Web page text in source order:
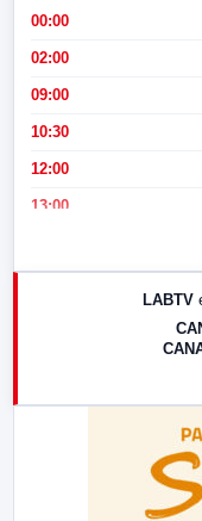
00:00
02:00
09:00
10:30
12:00
13:00
LABTV